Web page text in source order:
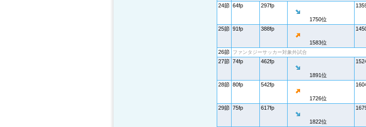
24節 64fp 297fp
1750位
25節 91fp 388fp
1583位
26節
ファンタジーサッカー対象外試合
27節 74fp 462fp
1891位
28節 80fp 542fp
1726位
29節 75fp 617fp
1822位